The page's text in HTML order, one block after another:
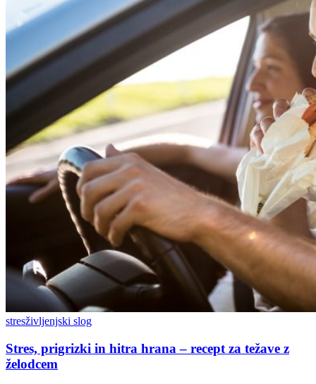
stresživljenjski slog
Stres, prigrizki in hitra hrana – recept za težave z
želodcem